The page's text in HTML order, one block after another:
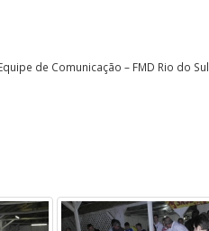
de Comunicação – FMD Rio do Sul